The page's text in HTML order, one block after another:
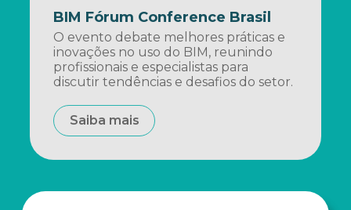
BIM Fórum Conference Brasil
O evento debate melhores práticas e
inovações no uso do BIM, reunindo
profissionais e especialistas para
discutir tendências e desafios do setor.
Saiba mais